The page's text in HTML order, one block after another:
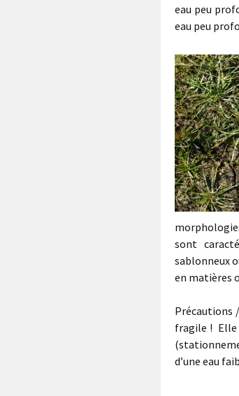
eau peu
eau peu
sont
sablonneux
en matières
Précautions
fragile ! Elle
d’une eau